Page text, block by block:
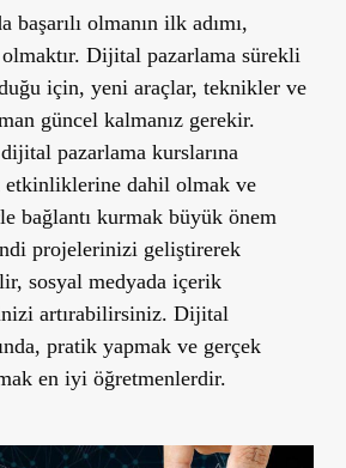
olmanın ilk adımı,
Dijital pazarlama sürekli
için, yeni araçlar, teknikler ve
güncel kalmanız gerekir.
pazarlama kurslarına
etkinliklerine dahil olmak ve
bağlantı kurmak büyük önem
projelerinizi geliştirerek
sosyal medyada içerik
artırabilirsiniz. Dijital
pratik yapmak ve gerçek
en iyi öğretmenlerdir.